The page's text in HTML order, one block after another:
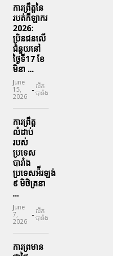
ការព្រឹត្តនៃ
របត់កីឡាករ
2026:
ប្រិនជនលើ
ជំនួយនៅ
ថ្ងៃទី17 ខែ
មិនា ...
June
15,
2026
- លីក
បារាំង
ការព្រឹត្ត
លំដាប់
របស់
ប្រទេស
បារាំង
ប្រទេសអ៉ីរឡង់
៩ មិថិត្រនា
...
June
7,
2026
- លីក
បារាំង
ការព្រមាន